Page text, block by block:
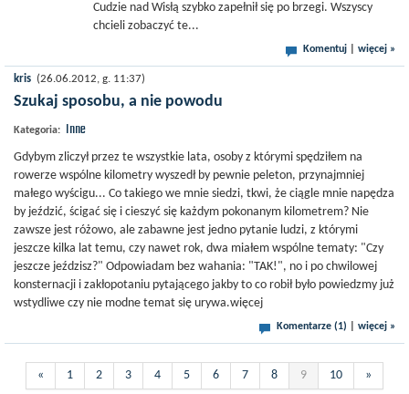
Cudzie nad Wisłą szybko zapełnił się po brzegi. Wszyscy
chcieli zobaczyć te...
Komentuj więcej »
kris (26.06.2012, g. 11:37)
Szukaj sposobu, a nie powodu
Kategoria: Inne
Gdybym zliczył przez te wszystkie lata, osoby z którymi spędziłem na
rowerze wspólne kilometry wyszedł by pewnie peleton, przynajmniej
małego wyścigu... Co takiego we mnie siedzi, tkwi, że ciągle mnie napędza
by jeździć, ścigać się i cieszyć się każdym pokonanym kilometrem? Nie
zawsze jest różowo, ale zabawne jest jedno pytanie ludzi, z którymi
jeszcze kilka lat temu, czy nawet rok, dwa miałem wspólne tematy: "Czy
jeszcze jeździsz?" Odpowiadam bez wahania: "TAK!", no i po chwilowej
konsternacji i zakłopotaniu pytającego jakby to co robił było powiedzmy już
wstydliwe czy nie modne temat się urywa.więcej
Komentarze (1) więcej »
« 1 2 3 4 5 6 7 8 9 10 »